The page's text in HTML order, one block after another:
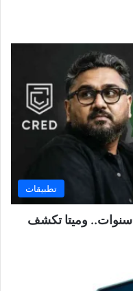
تطبيقات
رئيس واتساب يغادر منصبه بعد 7 سنوات.. وميتا تكشف